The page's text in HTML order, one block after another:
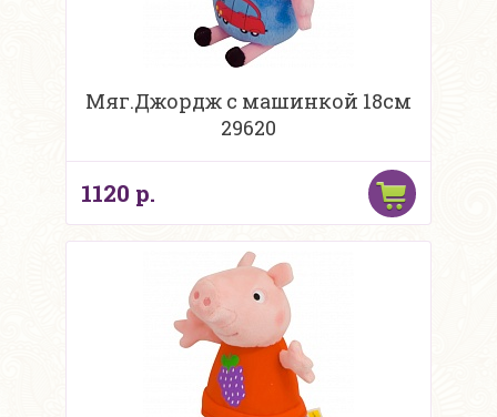
Мяг.Джордж с машинкой 18см
29620
1120 р.